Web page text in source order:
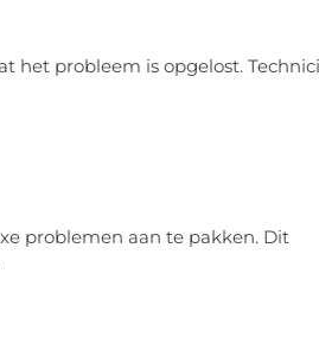
het probleem is opgelost. Technici
problemen aan te pakken. Dit